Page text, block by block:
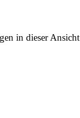
in dieser Ansicht